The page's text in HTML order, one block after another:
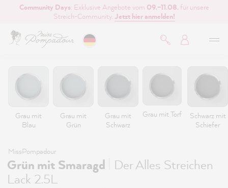
springen
Community Days: Exklusive Angebote vom 09.–11.08. für unsere
Streich-Community. Jetzt hier anmelden!
Grau mit
Blau
Grau mit
Grün
Grau mit
Schwarz
Grau mit Torf
Schwarz mit
Schiefer
MissPompadour
Grün mit Smaragd
Der Alles Streichen
Lack 2.5L